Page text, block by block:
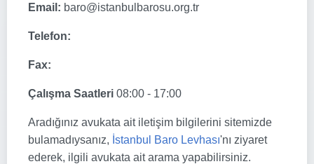
Email: baro@istanbulbarosu.org.tr
Telefon:
Fax:
Çalışma Saatleri 08:00 - 17:00
Aradığınız avukata ait iletişim bilgilerini sitemizde
bulamadıysanız, İstanbul Baro Levhası'nı ziyaret
ederek, ilgili avukata ait arama yapabilirsiniz.